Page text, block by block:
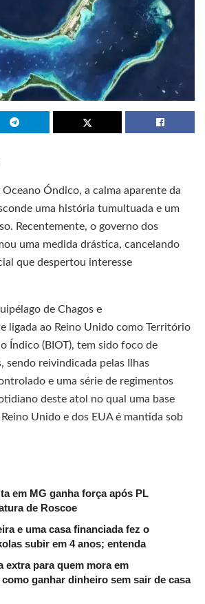
Óndico, a calma aparente da
uma história tumultuada e um
Recentemente, o governo dos
uma medida drástica, cancelando
que despertou interesse
de Chagos e
ligada ao Reino Unido como Território
Índico (BIOT), tem sido foco de
sendo reivindicada pelas Ilhas
e uma série de regimentos
deste atol no qual uma base
Unido e dos EUA é mantida sob
em MG ganha força após PL
de Roscoe
e uma casa financiada fez o
subir em 4 anos; entenda
extra para quem mora em
ganhar dinheiro sem sair de casa